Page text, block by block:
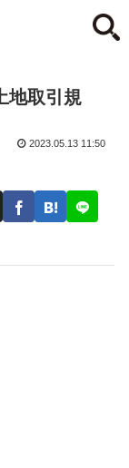
地取引規
2023.05.13 11:50